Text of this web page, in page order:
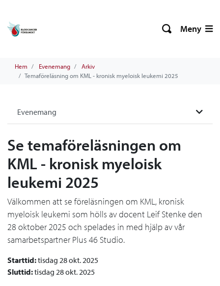
Meny
Hem Evenemang
Arkiv
Temaföreläsning om KML - kronisk myeloisk leukemi 2025
Evenemang
Se temaföreläsningen om
KML - kronisk myeloisk
leukemi 2025
Välkommen att se föreläsningen om KML, kronisk
myeloisk leukemi som hölls av docent Leif Stenke den
28 oktober 2025 och spelades in med hjälp av vår
samarbetspartner Plus 46 Studio.
Starttid:tisdag 28 okt. 2025
Sluttid:tisdag 28 okt. 2025